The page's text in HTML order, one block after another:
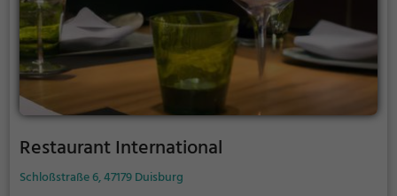
Restaurant International
Schloßstraße 6, 47179 Duisburg